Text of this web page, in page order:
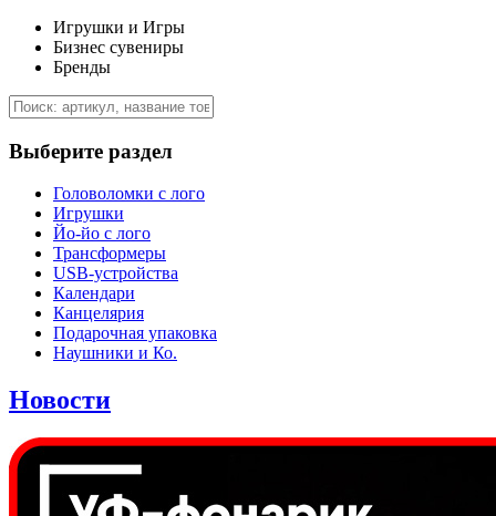
Игрушки и Игры
Бизнес сувениры
Бренды
Выберите раздел
Головоломки с лого
Игрушки
Йо-йо с лого
Трансформеры
USB-устройства
Календари
Канцелярия
Подарочная упаковка
Наушники и Ко.
Новости